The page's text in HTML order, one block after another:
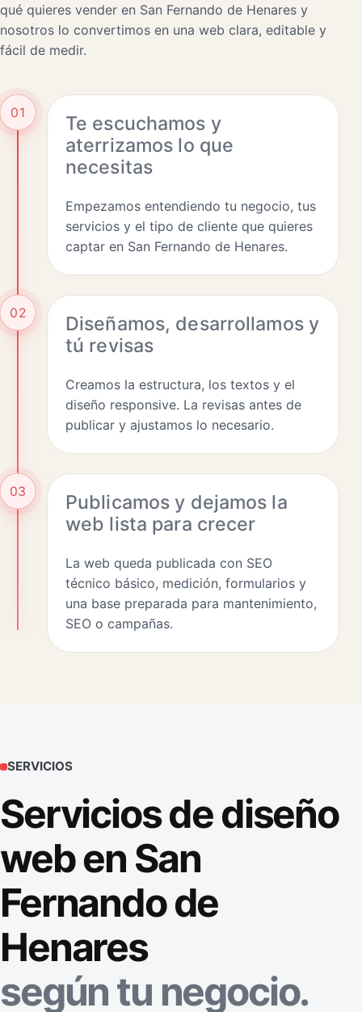
qué quieres vender en San Fernando de Henares y
nosotros lo convertimos en una web clara, editable y
fácil de medir.
01
Te escuchamos y
aterrizamos lo que
necesitas
Empezamos entendiendo tu negocio, tus
servicios y el tipo de cliente que quieres
captar en San Fernando de Henares.
02
Diseñamos, desarrollamos y
tú revisas
Creamos la estructura, los textos y el
diseño responsive. La revisas antes de
publicar y ajustamos lo necesario.
03
Publicamos y dejamos la
web lista para crecer
La web queda publicada con SEO
técnico básico, medición, formularios y
una base preparada para mantenimiento,
SEO o campañas.
SERVICIOS
Servicios de diseño
web en San
Fernando de
Henares
según tu negocio.